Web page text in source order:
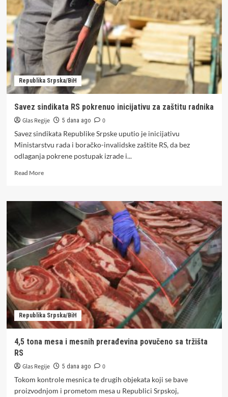
Meteorolozi
otkrili
kada
će
stići
kiša
u
BiH
Republika Srpska/BiH
Savez sindikata RS pokrenuo inicijativu za zaštitu radnika
Glas Regije 5 dana ago
0
Savez sindikata Republike Srpske uputio je inicijativu
Ministarstvu rada i boračko-invalidske zaštite RS, da bez
odlaganja pokrene postupak izrade i...
Read MoreRead
Savez
sindikata
pokrenuo
inicijativu
za
zaštitu
radnika
Republika Srpska/BiH
4,5 tona mesa i mesnih prerađevina povučeno sa tržišta
RS
Glas Regije 5 dana ago
0
Tokom kontrole mesnica te drugih objekata koji se bave
proizvodnjom i prometom mesa u Republici Srpskoj,